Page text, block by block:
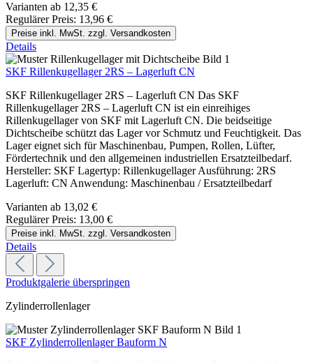
Varianten ab 12,35 €
Regulärer Preis: 13,96 €
Preise inkl. MwSt. zzgl. Versandkosten
Details
SKF Rillenkugellager 2RS – Lagerluft CN
SKF Rillenkugellager 2RS – Lagerluft CN Das SKF
Rillenkugellager 2RS – Lagerluft CN ist ein einreihiges
Rillenkugellager von SKF mit Lagerluft CN. Die beidseitige
Dichtscheibe schützt das Lager vor Schmutz und Feuchtigkeit. Das
Lager eignet sich für Maschinenbau, Pumpen, Rollen, Lüfter,
Fördertechnik und den allgemeinen industriellen Ersatzteilbedarf.
Hersteller: SKF Lagertyp: Rillenkugellager Ausführung: 2RS
Lagerluft: CN Anwendung: Maschinenbau / Ersatzteilbedarf
Varianten ab 13,02 €
Regulärer Preis: 13,00 €
Preise inkl. MwSt. zzgl. Versandkosten
Details
Produktgalerie überspringen
Zylinderrollenlager
SKF Zylinderrollenlager Bauform N